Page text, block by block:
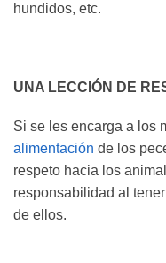
hundidos, etc.
UNA LECCIÓN DE
Si se les encarga a los
alimentación de los
respeto hacia los
responsabilidad al
de ellos.